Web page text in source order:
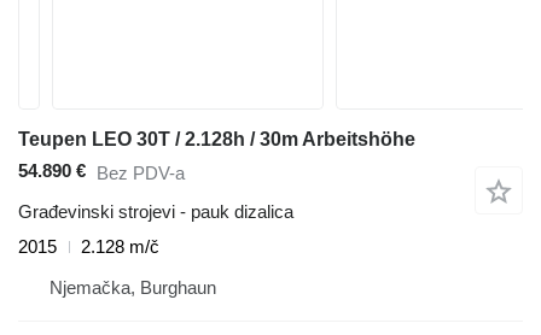
Teupen LEO 30T / 2.128h / 30m Arbeitshöhe
54.890 € Bez PDV-a
Građevinski strojevi - pauk dizalica
2015
2.128 m/č
Njemačka, Burghaun